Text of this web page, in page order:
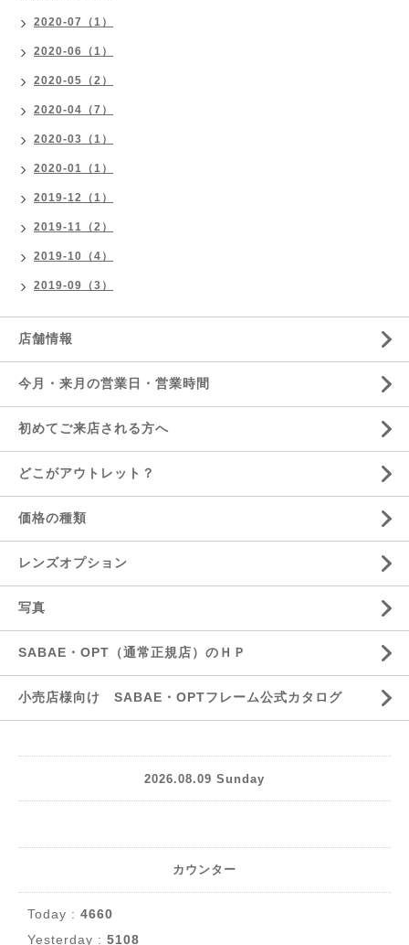
2020-07（1）
2020-06（1）
2020-05（2）
2020-04（7）
2020-03（1）
2020-01（1）
2019-12（1）
2019-11（2）
2019-10（4）
2019-09（3）
店舗情報
今月・来月の営業日・営業時間
初めてご来店される方へ
どこがアウトレット？
価格の種類
レンズオプション
写真
SABAE・OPT（通常正規店）のＨＰ
小売店様向け SABAE・OPTフレーム公式カタログ
2026.08.09 Sunday
カウンター
Today : 4660
Yesterday : 5108